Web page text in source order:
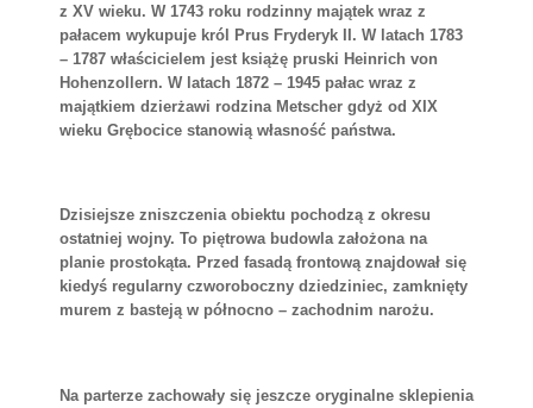
z XV wieku. W 1743 roku rodzinny majątek wraz z
pałacem wykupuje król Prus Fryderyk II. W latach 1783
– 1787 właścicielem jest książę pruski Heinrich von
Hohenzollern. W latach 1872 – 1945 pałac wraz z
majątkiem dzierżawi rodzina Metscher gdyż od XIX
wieku Grębocice stanowią własność państwa.
Dzisiejsze zniszczenia obiektu pochodzą z okresu
ostatniej wojny. To piętrowa budowla założona na
planie prostokąta. Przed fasadą frontową znajdował się
kiedyś regularny czworoboczny dziedziniec, zamknięty
murem z basteją w północno – zachodnim narożu.
Na parterze zachowały się jeszcze oryginalne sklepienia